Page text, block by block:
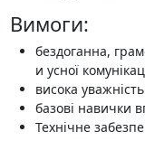
Вимоги:
бездоганна,
и усної
висока
базові навички
Технічне